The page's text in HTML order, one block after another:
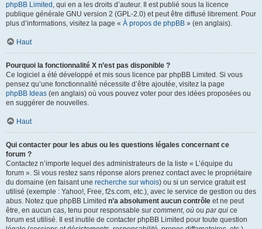
phpBB Limited , qui en a les droits d’auteur. Il est publié sous la licence
publique générale GNU version 2 (GPL-2.0) et peut être diffusé librement. Pour
plus d’informations, visitez la page « À propos de phpBB » (en anglais).
Haut
Pourquoi la fonctionnalité X n’est pas disponible ?
Ce logiciel a été développé et mis sous licence par phpBB Limited. Si vous
pensez qu’une fonctionnalité nécessite d’être ajoutée, visitez la page
phpBB Ideas (en anglais) où vous pouvez voter pour des idées proposées ou
en suggérer de nouvelles.
Haut
Qui contacter pour les abus ou les questions légales concernant ce
forum ?
Contactez n’importe lequel des administrateurs de la liste « L’équipe du
forum ». Si vous restez sans réponse alors prenez contact avec le propriétaire
du domaine (en faisant une recherche sur whois) ou si un service gratuit est
utilisé (exemple : Yahoo!, Free, f2s.com, etc.), avec le service de gestion ou des
abus. Notez que phpBB Limited n’a absolument aucun contrôle et ne peut
être, en aucun cas, tenu pour responsable sur comment, où ou par qui ce
forum est utilisé. Il est inutile de contacter phpBB Limited pour toute question